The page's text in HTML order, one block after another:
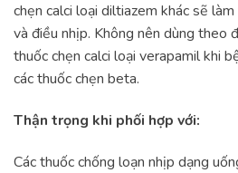
chẹn calci loại diltiazem khác sẽ
và điều nhịp. Không nên dùng theo
thuốc chẹn calci loại verapamil khi
các thuốc chẹn beta.
Thận trọng khi phối hợp với:
Các thuốc chống loạn nhịp dạng